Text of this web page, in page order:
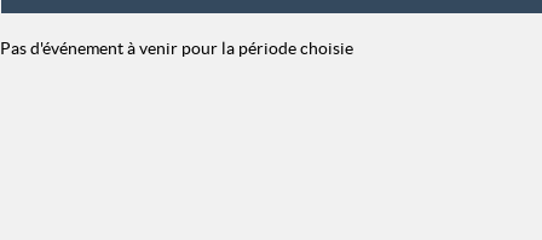
Pas d'événement à venir pour la période choisie